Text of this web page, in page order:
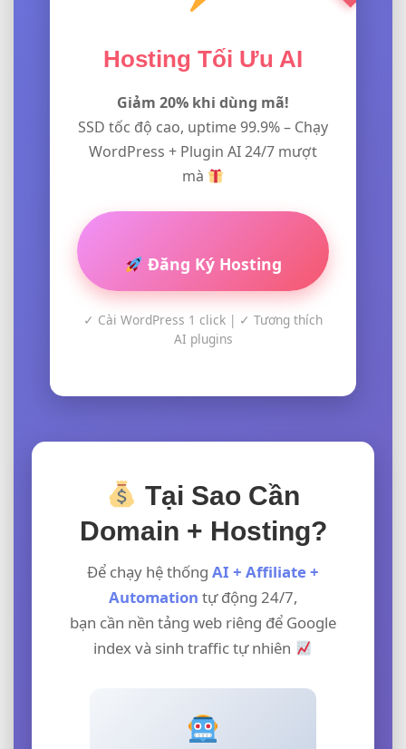
Hosting Tối Ưu AI
Giảm 20% khi dùng mã!
SSD tốc độ cao, uptime 99.9% – Chạy
WordPress + Plugin AI 24/7 mượt
mà
Đăng Ký Hosting
✓ Cài WordPress 1 click | ✓ Tương thích
AI plugins
Tại Sao Cần
Domain + Hosting?
Để chạy hệ thống AI + Affiliate +
Automation tự động 24/7,
bạn cần nền tảng web riêng để Google
index và sinh traffic tự nhiên